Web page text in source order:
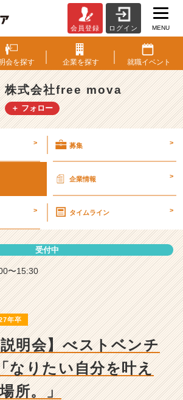
式
会
社
f
r
e
v
説
ベ
ャ
ー・
成
長
企
業
か
会員登録 ログイン MENU
会を探す 企業を探す 就職イベント
株式会社free mova
＋ フォロー
> 募集 >
企業情報 >
> タイムライン >
受付中
〜15:30
年卒
説明会】べストベンチ
なりたい自分を叶え
所。」